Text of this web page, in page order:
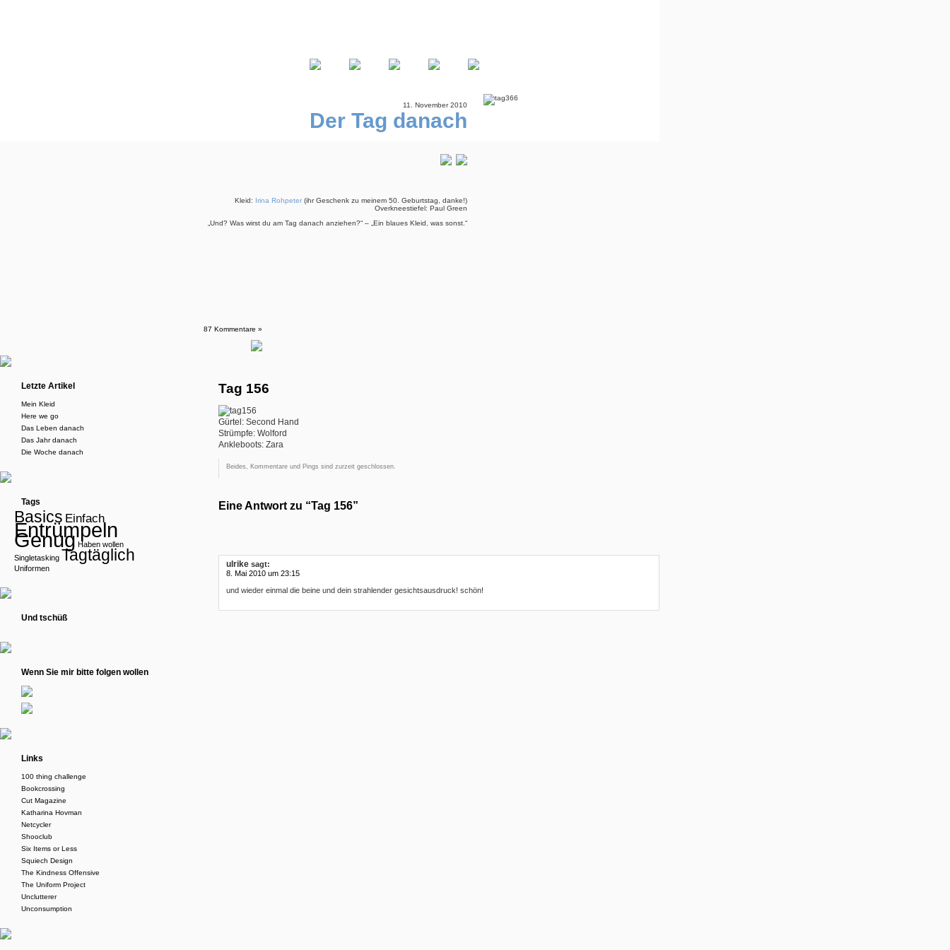
11. November 2010
Der Tag danach
Kleid: Irina Rohpeter (ihr Geschenk zu meinem 50. Geburtstag, danke!)
Overkneestiefel: Paul Green
„Und? Was wirst du am Tag danach anziehen?“ – „Ein blaues Kleid, was sonst.“
87 Kommentare »
Tag 156
Gürtel: Second Hand
Strümpfe: Wolford
Ankleboots: Zara
Beides, Kommentare und Pings sind zurzeit geschlossen.
Eine Antwort zu “Tag 156”
ulrike sagt:
8. Mai 2010 um 23:15
und wieder einmal die beine und dein strahlender gesichtsausdruck! schön!
Letzte Artikel
Mein Kleid
Here we go
Das Leben danach
Das Jahr danach
Die Woche danach
Tags
Basics Einfach
Entrümpeln
Genug Haben wollen
Singletasking Tagtäglich
Uniformen
Und tschüß
Wenn Sie mir bitte folgen wollen
Links
100 thing challenge
Bookcrossing
Cut Magazine
Katharina Hovman
Netcycler
Shooclub
Six Items or Less
Squiech Design
The Kindness Offensive
The Uniform Project
Unclutterer
Unconsumption